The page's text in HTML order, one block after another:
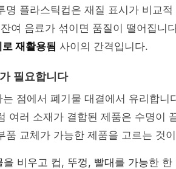
명 플라스틱컵은 재질 표시가 비교
여 음료가 섞이면 품질이 떨어집니
재활용됨 사이의 간격입니다.
필요합니다
점에서 폐기물 대결에서 유리합니
여러 소재가 결합된 제품은 수명이
품 교체가 가능한 제품을 고르는 것
을 비우고 컵, 뚜껑, 빨대를 가능한 한